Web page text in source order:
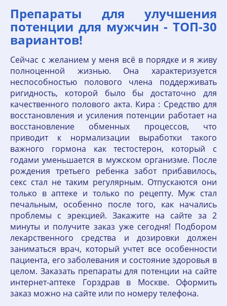
Препараты для улучшения
потенции для мужчин - ТОП-30
вариантов!
Сейчас с желанием у меня всё в порядке и я живу
полноценной жизнью. Она характеризуется
неспособностью полового члена поддерживать
ригидность, которой было бы достаточно для
качественного полового акта. Кира : Средство для
восстановления и усиления потенции работает на
восстановление обменных процессов, что
приводит к нормализации выработки такого
важного гормона как тестостерон, который с
годами уменьшается в мужском организме. После
рождения третьего ребенка забот прибавилось,
секс стал не таким регулярным. Отпускаются они
только в аптеке и только по рецепту. Муж стал
печальным, особенно после того, как начались
проблемы с эрекцией. Закажите на сайте за 2
минуты и получите заказ уже сегодня! Подбором
лекарственного средства и дозировки должен
заниматься врач, который учтет все особенности
пациента, его заболевания и состояние здоровья в
целом. Заказать препараты для потенции на сайте
интернет-аптеке Горздрав в Москве. Оформить
заказ можно на сайте или по номеру телефона.